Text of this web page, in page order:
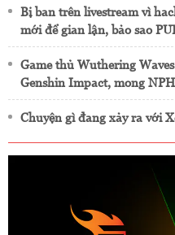
Bị ban trên livestream vì
mới để gian lận, bảo sao
Game thủ Wuthering
Genshin Impact, mong
Chuyện gì đang xảy ra với